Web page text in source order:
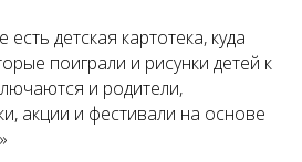
детская картотека, куда
поиграли и рисунки детей к
и родители,
акции и фестивали на основе